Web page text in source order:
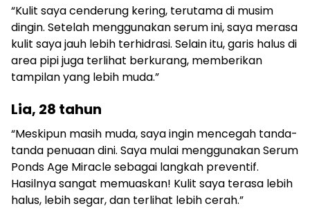
“Kulit saya cenderung kering, terutama di musim
dingin. Setelah menggunakan serum ini, saya merasa
kulit saya jauh lebih terhidrasi. Selain itu, garis halus di
area pipi juga terlihat berkurang, memberikan
tampilan yang lebih muda.”
Lia, 28 tahun
“Meskipun masih muda, saya ingin mencegah tanda-
tanda penuaan dini. Saya mulai menggunakan Serum
Ponds Age Miracle sebagai langkah preventif.
Hasilnya sangat memuaskan! Kulit saya terasa lebih
halus, lebih segar, dan terlihat lebih cerah.”